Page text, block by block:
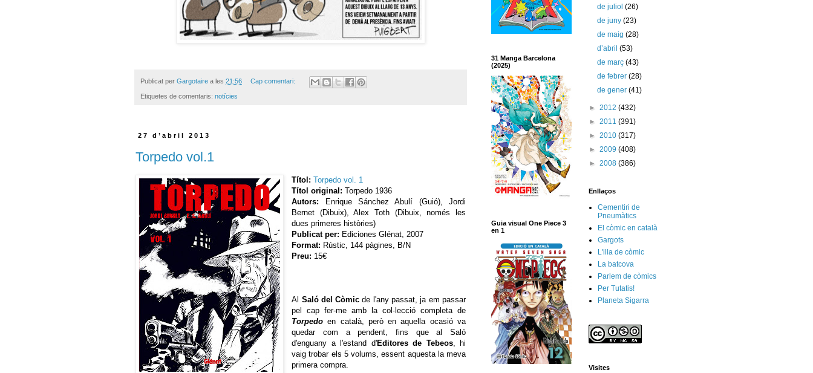
Publicat per Gargotaire a les 21:56 Cap comentari:
Etiquetes de comentaris: notícies
27 d’abril 2013
Torpedo vol.1
Títol: Torpedo vol. 1
Títol original: Torpedo 1936
Autors:
Enrique Sánchez Abulí (Guió), Jordi
Bernet (Dibuix), Alex Toth (Dibuix, només les
dues primeres històries)
Publicat per: Ediciones Glénat, 2007
Format: Rústic, 144 pàgines, B/N
Preu: 15€
Al Saló del Còmic de l'any passat, ja em passar
pel cap fer-me amb la col·lecció completa de
Torpedo en català, però en aquella ocasió va
quedar com a pendent, fins que al Saló
d'enguany a l'estand d'Editores de Tebeos, hi
vaig trobar els 5 volums, essent aquesta la meva
primera compra.
31 Manga Barcelona
(2025)
Guia visual One Piece 3
en 1
de juliol(26)
de juny(23)
de maig(28)
d’abril(53)
de març(43)
de febrer(28)
de gener(41)
► 2012 (432)
► 2011 (391)
► 2010 (317)
► 2009 (408)
► 2008 (386)
Enllaços
Cementiri de
Pneumàtics
El còmic en català
Gargots
L'illa de còmic
La batcova
Parlem de còmics
Per Tutatis!
Planeta Sigarra
Visites